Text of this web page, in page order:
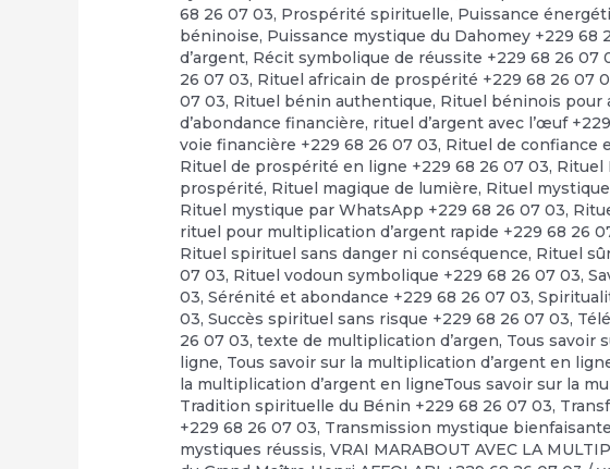
68 26 07 03, Prospérité spirituelle, Puissance
béninoise, Puissance mystique du Dahomey +229 68
d’argent, Récit symbolique de réussite +229 68 26 07
26 07 03, Rituel africain de prospérité +229 68 26 07
07 03, Rituel bénin authentique, Rituel béninois pour
d’abondance financière, rituel d’argent avec l’œuf
voie financière +229 68 26 07 03, Rituel de confiance
Rituel de prospérité en ligne +229 68 26 07 03, Rituel
prospérité, Rituel magique de lumière, Rituel
Rituel mystique par WhatsApp +229 68 26 07 03,
rituel pour multiplication d’argent rapide +229 68 26
Rituel spirituel sans danger ni conséquence, Rituel
07 03, Rituel vodoun symbolique +229 68 26 07 03,
03,Sérénité et abondance +229 68 26 07 03,
03,Succès spirituel sans risque +229 68 26 07 03,
26 07 03,texte de multiplication d’argen, Tous savoir
ligne, Tous savoir sur la multiplication d’argent en
la multiplication d’argent en ligneTous savoir sur la
Tradition spirituelle du Bénin +229 68 26 07 03,
+229 68 26 07 03, Transmission mystique
mystiques réussis,VRAI MARABOUT AVEC LA